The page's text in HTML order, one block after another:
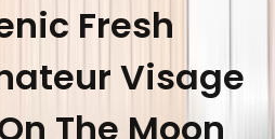
Fresh
Visage
The Moon